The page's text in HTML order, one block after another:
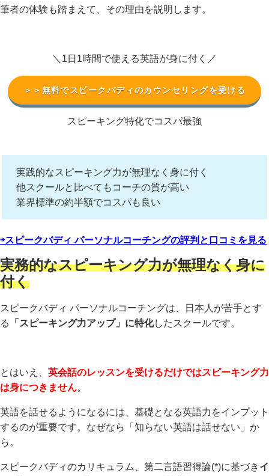
筆者の体験も踏まえて、その理由を説明します。
＼1日1時間で使える英語が身に付く／
＞＞無料でスピークバディのカウンセリングを受ける
スピーキング特化でコスパ最強
実践的なスピーキング力が無理なく身に付く
他スクールと比べてもコーチの質が高い
業界標準の約半額でコスパも良い
⇨スピークバディ パーソナルコーチングの評判と口コミを見る
実務的なスピーキング力が無理なく身に
付く
スピークバディ パーソナルコーチングは、日本人が苦手とす
る
「スピーキング力アップ」に特化したスクールです。
とはいえ、 英会話のレッスンを受けるだけではスピーキング力
は身につきません。
英語を話せるようになるには、基礎となる英語力をインプット
するのが重要です。なぜなら「知らない英語は話せない」か
ら。
スピークバディのカリキュラム、第二言語習得論(*)に基づき イ